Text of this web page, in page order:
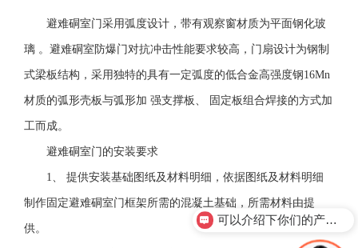
避难硐室门采用弧度设计，带有观察窗材质为平面钢化玻
璃 。避难硐室防爆门对抗冲击性能要求较高，门扇设计为钢制
式梁板结构，采用独特的具有一定弧度的低合金高强度钢16Mn
材质的弧形壳板与弧形加 强支撑板、 固定板组合焊接的方式加
工而成。
避难硐室门的安装要求
1、 提供安装基础图纸及材料明细，依据图纸及材料明细
制作固定避难硐室门框架所需的混凝土基础，所需材料由提
供。
可以介绍下你们的产品么？